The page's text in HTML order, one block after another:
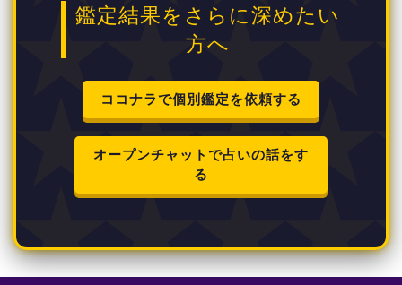
鑑定結果をさらに深めたい
方へ
ココナラで個別鑑定を依頼する
オープンチャットで占いの話をす
る